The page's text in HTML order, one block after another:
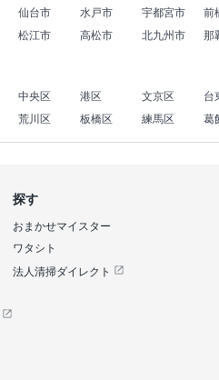
仙台市 水戸市 宇都宮市 前
松江市 高松市 北九州市 那
中央区 港区 文京区 台
荒川区 板橋区 練馬区 葛
探す
おまかせマイスター
ワタシト
法人清掃ダイレクト